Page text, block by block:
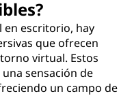
en escritorio, hay
que ofrecen
virtual. Estos
sensación de
un campo de